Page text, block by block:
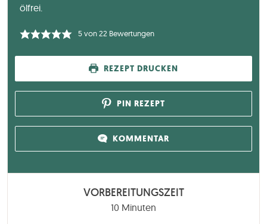
ölfrei.
5von22 Bewertungen
REZEPT DRUCKEN
PIN REZEPT
KOMMENTAR
VORBEREITUNGSZEIT
10 Minuten
Minuten